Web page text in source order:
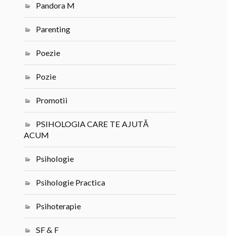
Pandora M
Parenting
Poezie
Pozie
Promotii
PSIHOLOGIA CARE TE AJUTĂ
ACUM
Psihologie
Psihologie Practica
Psihoterapie
SF & F